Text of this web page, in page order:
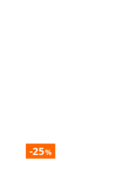
-25%